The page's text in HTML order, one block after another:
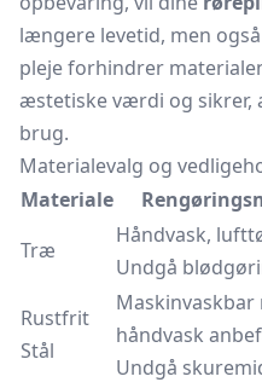
længere levetid, men
pleje forhindrer
æstetiske værdi og sikrer,
brug.
Materialevalg og
Materiale
Træ
Håndvask,
Undgå
Rustfrit
Stål
Maskinvaskbar
håndvask
Undgå